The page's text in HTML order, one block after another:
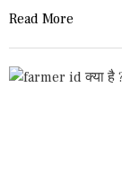
Read More